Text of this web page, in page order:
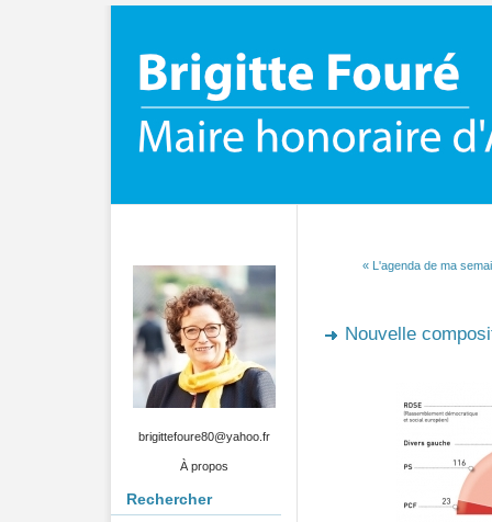
brigittefoure80@yahoo.fr
À propos
Rechercher
« L'agenda de ma
Nouvelle